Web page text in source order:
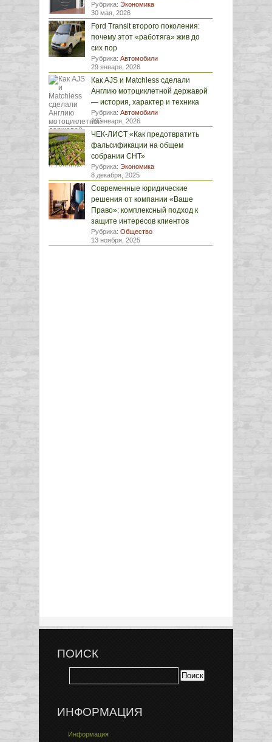
Рубрика: Экономика
30 мая, 2026
Ford Transit второго поколения:
почему этот «работяга» жив до
сих пор
Рубрика: Автомобили
29 января, 2026
Как AJS и Matchless сделали
Англию мотоциклетной державой
— история, характер и техника
Рубрика: Автомобили
29 января, 2026
ЧЕК-ЛИСТ «Как предотвратить
фальсификации на общем
собрании СНТ»
Рубрика: Экономика
8 декабря, 2025
Современные юридические
решения от компании «Ваше
Право»: комплексный подход к
защите интересов клиентов
Рубрика: Общество
13 ноября, 2025
ПОИСК
ИНФОРМАЦИЯ
Информация